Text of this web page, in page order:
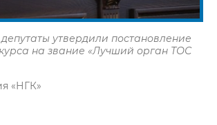
утвердили постановление
на звание «Лучший орган ТОС
«НГК»